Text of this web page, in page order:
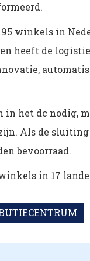
winkels in
heeft de
het dc nodig,
Als de
bevoorraad.
in 17